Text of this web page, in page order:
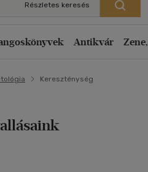
Részletes keresés
Antikvár
Kereszténység